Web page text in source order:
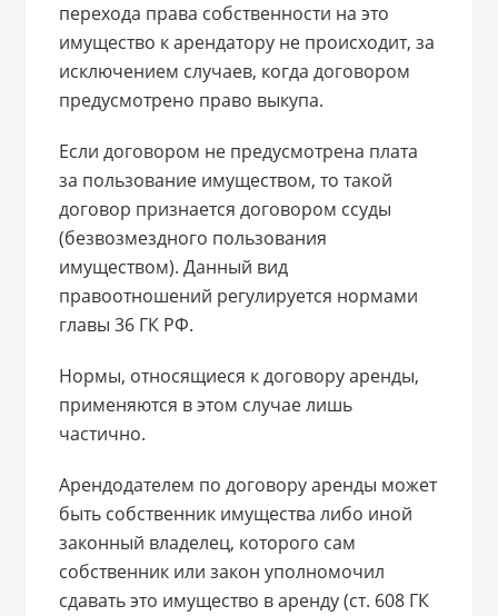
перехода права собственности на это
имущество к арендатору не происходит, за
исключением случаев, когда договором
предусмотрено право выкупа.
Если договором не предусмотрена плата
за пользование имуществом, то такой
договор признается договором ссуды
(безвозмездного пользования
имуществом). Данный вид
правоотношений регулируется нормами
главы 36 ГК РФ.
Нормы, относящиеся к договору аренды,
применяются в этом случае лишь
частично.
Арендодателем по договору аренды может
быть собственник имущества либо иной
законный владелец, которого сам
собственник или закон уполномочил
сдавать это имущество в аренду (ст. 608 ГК